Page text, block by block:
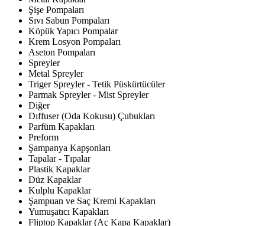
Şişe Pompaları
Sıvı Sabun Pompaları
Köpük Yapıcı Pompalar
Krem Losyon Pompaları
Aseton Pompaları
Spreyler
Metal Spreyler
Triger Spreyler - Tetik Püskürtücüler
Parmak Spreyler - Mist Spreyler
Diğer
Dıffuser (Oda Kokusu) Çubukları
Parfüm Kapakları
Preform
Şampanya Kapşonları
Tapalar - Tıpalar
Plastik Kapaklar
Düz Kapaklar
Kulplu Kapaklar
Şampuan ve Saç Kremi Kapakları
Yumuşatıcı Kapakları
Fliptop Kapaklar (Aç Kapa Kapaklar)